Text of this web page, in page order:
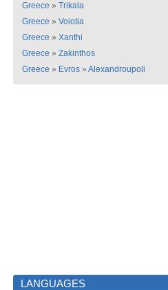
Greece » Trikala
Greece » Voiotia
Greece » Xanthi
Greece » Zakinthos
Greece » Evros » Alexandroupoli
LANGUAGES